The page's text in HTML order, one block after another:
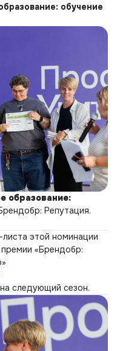
обучение
образование:
Репутация.
этой номинации
«Брендобр:
на следующий сезон.